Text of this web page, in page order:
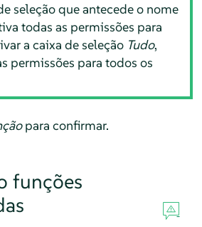
seleção que antecede o nome
todas as permissões para
a caixa de seleção Tudo,
permissões para todos os
para confirmar.
funções